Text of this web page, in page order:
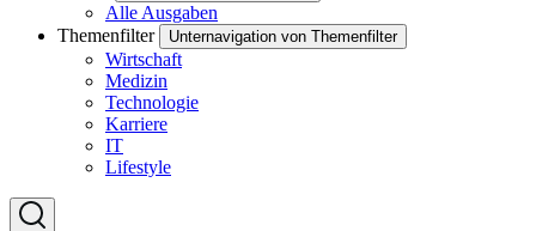
Alle Ausgaben
Themenfilter
Unternavigation von Themenfilter
Wirtschaft
Medizin
Technologie
Karriere
IT
Lifestyle